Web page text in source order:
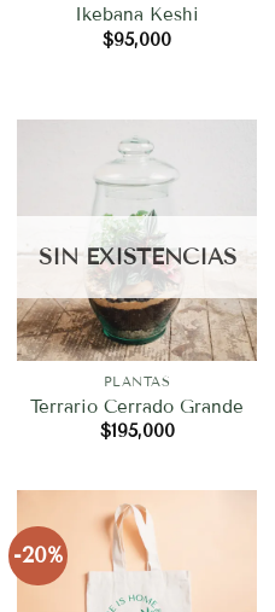
Ikebana Keshi
$95,000
SIN EXISTENCIAS
PLANTAS
Terrario Cerrado Grande
$195,000
-20%